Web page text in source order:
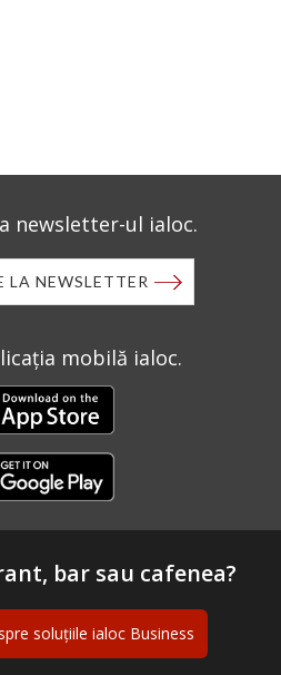
newsletter-ul ialoc.
LA NEWSLETTER
mobilă ialoc.
bar sau cafenea?
soluțiile ialoc Business